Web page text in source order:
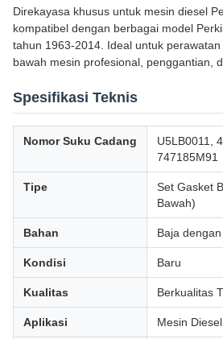
Direkayasa khusus untuk mesin diesel
kompatibel dengan berbagai model
tahun 1963-2014. Ideal untuk
bawah mesin profesional, penggantian,
Spesifikasi Teknis
Nomor Suku Cadang
U5LB0011,
747185M91
Tipe
Set Gasket
Bawah)
Bahan Baja
Kondisi Baru
Kualitas Berkualitas
Aplikasi Mesin Diesel